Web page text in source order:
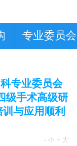
专业委员会
专业委员会
级手术高级研
与应用顺利
- 小 + 大